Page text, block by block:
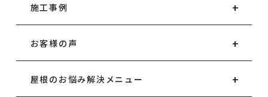
施工事例
お客様の声
屋根のお悩み解決メニュー